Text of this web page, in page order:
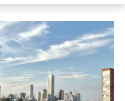
Dag van de Bouwkosten 2025
Magazine
Kostenmanagement Bouw &
Infra (KM)
ABK-model 2023
Boek Levensduurkosten –
Slim investeren, lang